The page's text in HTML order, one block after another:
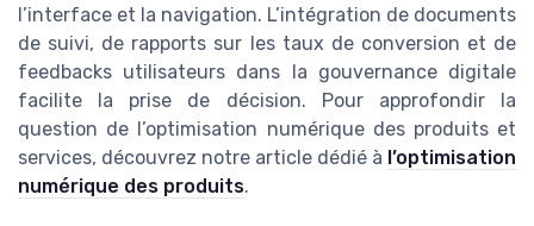
l’interface et la navigation. L’intégration de documents
de suivi, de rapports sur les taux de conversion et de
feedbacks utilisateurs dans la gouvernance digitale
facilite la prise de décision. Pour approfondir la
question de l’optimisation numérique des produits et
services, découvrez notre article dédié à l’optimisation
numérique des produits.